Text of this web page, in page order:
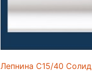
Лепнина C15/40 Солид